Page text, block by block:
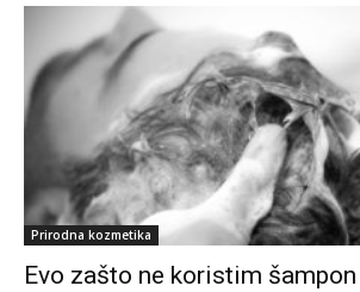
Prirodna kozmetika
Evo zašto ne koristim